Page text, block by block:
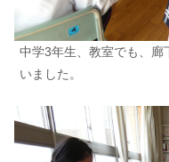
中学3年生、教室でも、廊
いました。